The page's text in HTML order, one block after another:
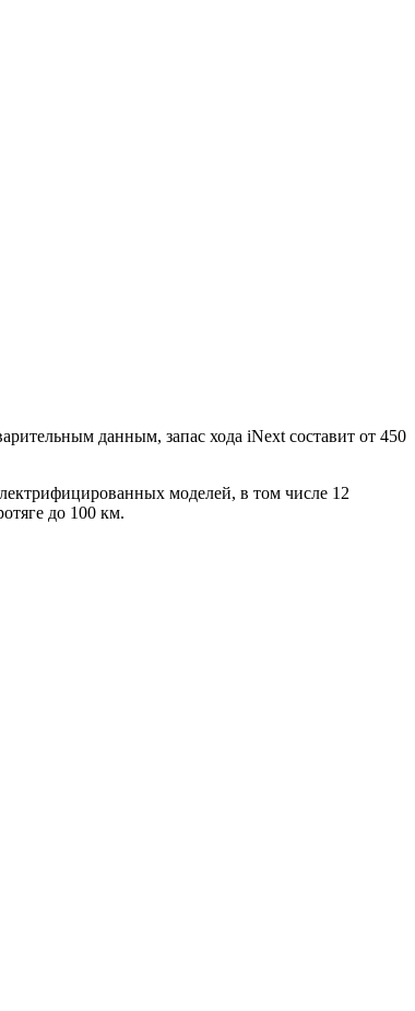
данным, запас хода iNext составит от 450
моделей, в том числе 12
до 100 км.